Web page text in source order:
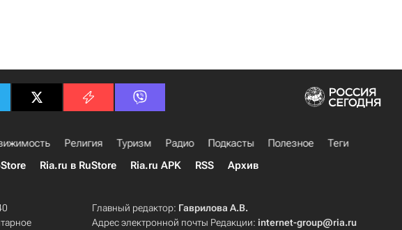
Религия Туризм Радио Подкасты Полезное
Теги
Ria.ru в RuStore Ria.ru APK RSS Архив
Главный редактор: Гаврилова А.В.
Адрес электронной почты Редакции:internet-group@ria.ru